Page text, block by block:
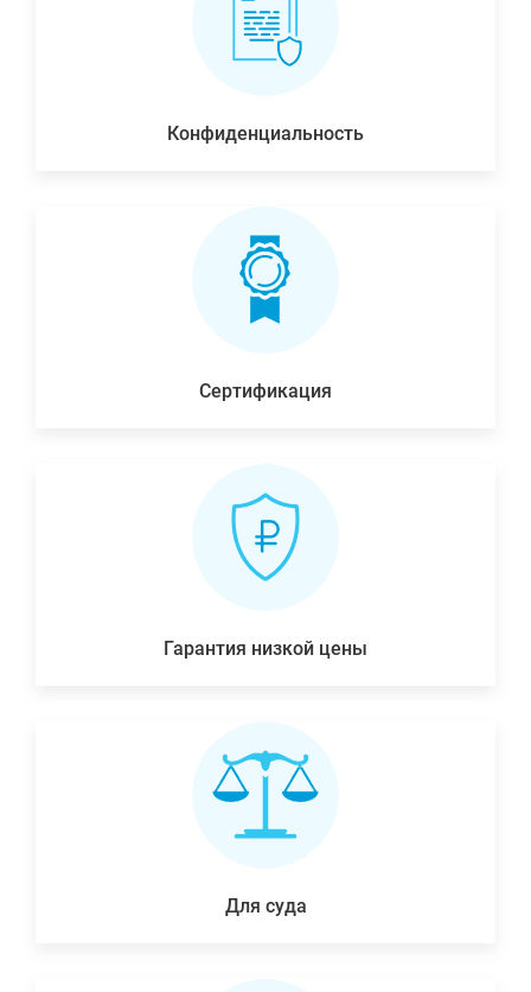
Конфиденциальность
Сертификация
Гарантия низкой цены
Для суда